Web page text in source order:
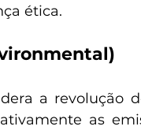
ética.
a revolução
as